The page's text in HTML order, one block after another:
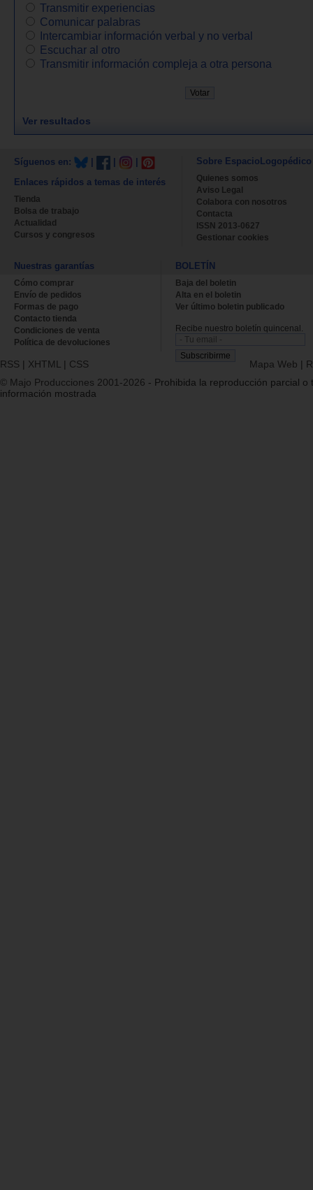
Transmitir experiencias
Comunicar palabras
Intercambiar información verbal y no verbal
Escuchar al otro
Transmitir información compleja a otra persona
Ver resultados
Síguenos en:
Enlaces rápidos a temas de interés
Tienda
Bolsa de trabajo
Actualidad
Cursos y congresos
Sobre EspacioLogopédico
Quienes somos
Aviso Legal
Colabora con nosotros
Contacta
ISSN 2013-0627
Gestionar cookies
Nuestras garantías
Cómo comprar
Envío de pedidos
Formas de pago
Contacto tienda
Condiciones de venta
Política de devoluciones
BOLETÍN
Baja del boletin
Alta en el boletin
Ver último boletin publicado
Recibe nuestro boletín quincenal.
RSS | XHTML | CSS Mapa Web |
© Majo Producciones 2001-2026 - Prohibida la reproducción parcial o
información mostrada